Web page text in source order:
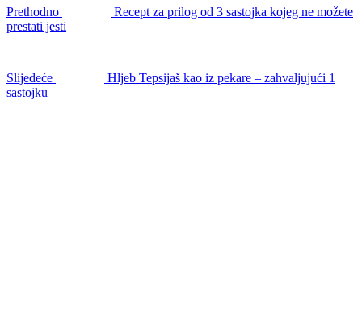
Prethodno
Recept za prilog od 3 sastojka kojeg ne možete
prestati jesti
Slijedeće
Hljeb Tepsijaš kao iz pekare – zahvaljujući 1
sastojku